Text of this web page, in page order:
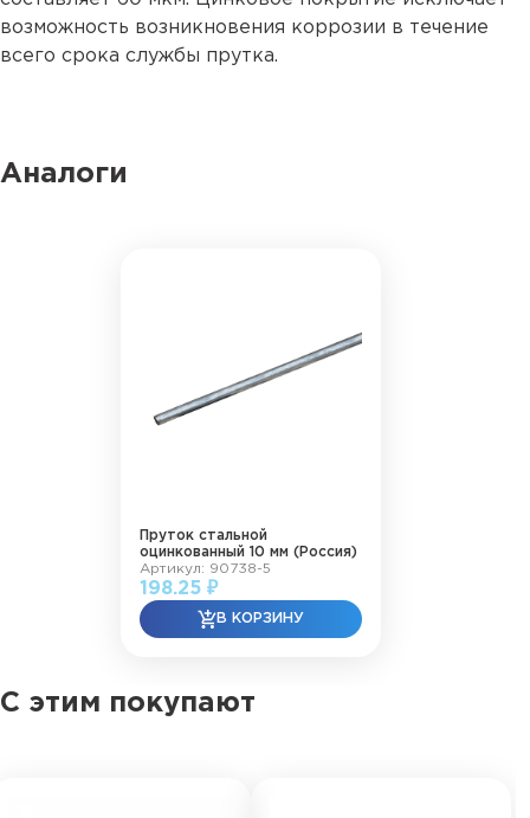
возможность возникновения коррозии в течение
всего срока службы прутка.
Аналоги
Пруток стальной
оцинкованный 10 мм (Россия)
Артикул: 90738-5
198.25 ₽
С этим покупают